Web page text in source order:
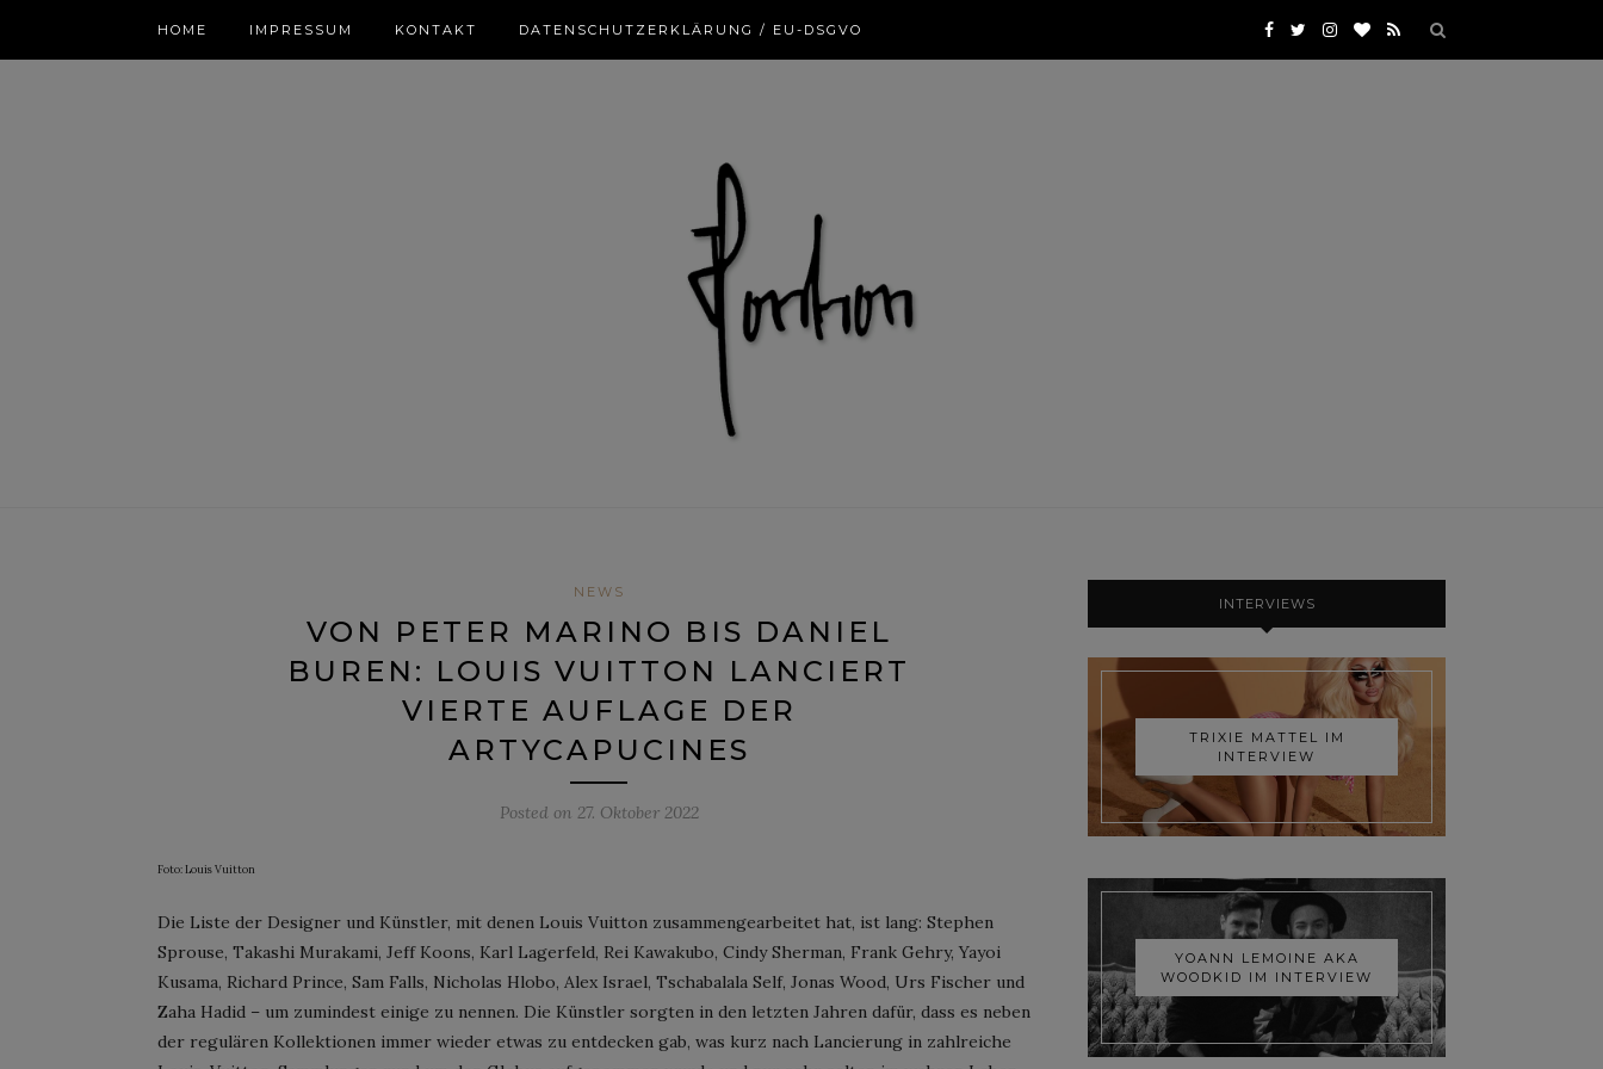
HOME IMPRESSUM KONTAKT DATENSCHUTZERKLÄRUNG / EU-DSGVO
NEWS
VON PETER MARINO BIS DANIEL
BUREN: LOUIS VUITTON LANCIERT
VIERTE AUFLAGE DER
ARTYCAPUCINES
Posted on 27. Oktober 2022
Foto: Louis Vuitton
Die Liste der Designer und Künstler, mit denen Louis Vuitton zusammengearbeitet hat, ist lang: Stephen
Sprouse, Takashi Murakami, Jeff Koons, Karl Lagerfeld, Rei Kawakubo, Cindy Sherman, Frank Gehry, Yayoi
Kusama, Richard Prince, Sam Falls, Nicholas Hlobo, Alex Israel, Tschabalala Self, Jonas Wood, Urs Fischer und
Zaha Hadid – um zumindest einige zu nennen. Die Künstler sorgten in den letzten Jahren dafür, dass es neben
der regulären Kollektionen immer wieder etwas zu entdecken gab, was kurz nach Lancierung in zahlreiche
INTERVIEWS
TRIXIE MATTEL IM
INTERVIEW
YOANN LEMOINE AKA
WOODKID IM INTERVIEW